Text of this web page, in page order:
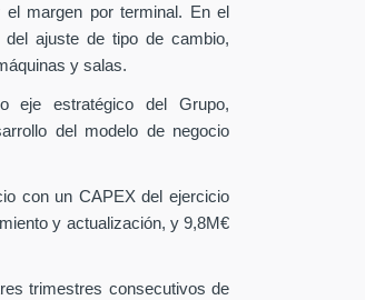
margen por terminal. En el
ajuste de tipo de cambio,
y salas.
eje estratégico del Grupo,
del modelo de negocio
con un CAPEX del ejercicio
y actualización, y 9,8M€
trimestres consecutivos de